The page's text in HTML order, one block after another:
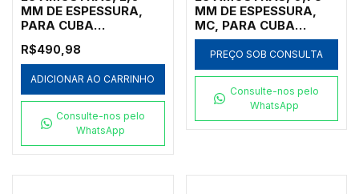
MM DE ESPESSURA,
PARA CUBA
CLEAVER SCIENTIFIC
MODELOS MSMIDI7,
MSMIDI10 E
MSMIDIDUO - CÓDIGO
MS10-25-2
R$490,98
ADICIONAR AO CARRINHO
Consulte-nos pelo
WhatsApp
MM DE ESPESSURA,
MC, PARA CUBA
HORIZONTAL MARCA
CLEAVER SCIENTIFIC
MODELOS MSCHOICE7,
MSCHOICE15,
MSCHOICETRIO,
MSCHOICETRIO15,
PREÇO SOB CONSULTA
Consulte-nos pelo
WhatsApp